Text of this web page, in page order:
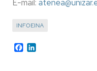
E-mail:
INFOEINA
Facebook